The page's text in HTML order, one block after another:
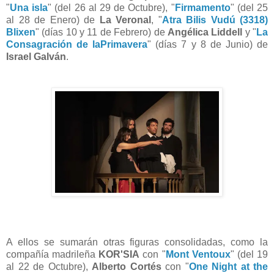
"Una isla" (del 26 al 29 de Octubre), " Firmamento" (del 25
al 28 de Enero) de
La Veronal , "Atra Bilis Vudú (3318)
Blixen" (días 10 y 11 de Febrero) de Angélica Liddell y " La
Consagración de laPrimavera" (días 7 y 8 de Junio) de
Israel Galván.
A ellos se sumarán otras figuras consolidadas, como la
compañía madrileña KOR'SIA con " Mont Ventoux" (del 19
al 22 de Octubre), Alberto Cortéscon "One Night at the